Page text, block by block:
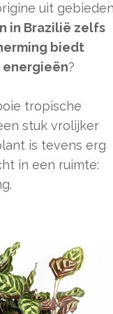
uit
in Brazilië zelfs
biedt
?
tropische
stuk vrolijker
is tevens erg
in een ruimte: